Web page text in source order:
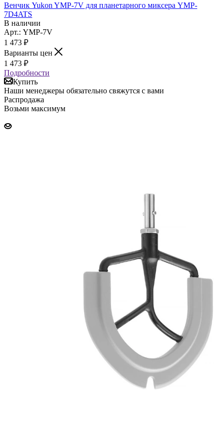
Венчик Yukon YMP-7V для планетарного миксера YMP-
7D4ATS
В наличии
Арт.: YMP-7V
1 473 ₽
Варианты цен
1 473 ₽
Подробности
Купить
Наши менеджеры обязательно свяжутся с вами
Распродажа
Возьми максимум